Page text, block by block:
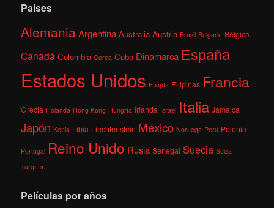
Países
AlemaniaArgentina Australia Austria Brasil Bulgaria Bélgica
Canadá Colombia Corea Cuba Dinamarca España
Estados Unidos Etiopía Filipinas Francia
Grecia Holanda Hong Kong Hungría Irlanda Israel Italia Jamaica
Japón Kenia Libia Liechtenstein México Noruega Perú Polonia
Portugal Reino Unido Rusia Senegal Suecia Suiza
Turquía
Películas por años